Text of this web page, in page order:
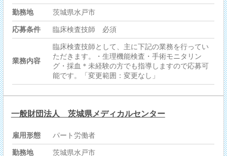
勤務地 茨城県水戸市
応募条件 臨床検査技師 必須
業務内容
臨床検査技師として、主に下記の業務を行ってい
ただきます。・生理機能検査・手術モニタリン
グ・採血＊未経験の方でも指導しますので応募可
能です。「変更範囲：変更なし」
一般財団法人 茨城県メディカルセンター
雇用形態 パート労働者
勤務地 茨城県水戸市